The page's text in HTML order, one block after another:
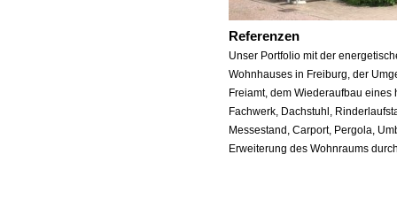
Referenzen
Unser Portfolio mit der
Wohnhauses in Freiburg, der
Freiamt, dem Wiederaufbau eines
Fachwerk, Dachstuhl,
Messestand, Carport, Pergola,
Erweiterung des Wohnraums